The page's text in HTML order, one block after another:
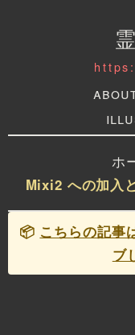
ホ
Mixi2 への加入
📦 こちらの記事
ブ